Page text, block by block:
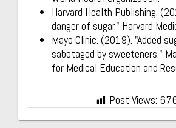
Harvard Health Publishing.
danger of sugar." Harvard
Mayo Clinic. (2019). "Added
sabotaged by sweeteners."
for Medical Education and
Post Views: